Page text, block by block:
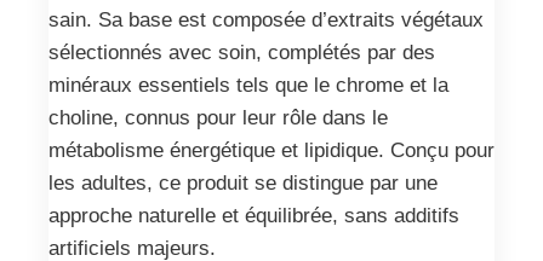
sain. Sa base est composée d’extraits végétaux
sélectionnés avec soin, complétés par des
minéraux essentiels tels que le chrome et la
choline, connus pour leur rôle dans le
métabolisme énergétique et lipidique. Conçu pour
les adultes, ce produit se distingue par une
approche naturelle et équilibrée, sans additifs
artificiels majeurs.